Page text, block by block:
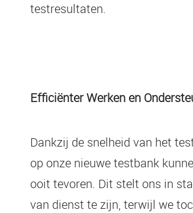
testresultaten.
Efficiënter Werken en
Dankzij de snelheid van het
op onze nieuwe testbank
ooit tevoren. Dit stelt ons in
van dienst te zijn, terwijl we